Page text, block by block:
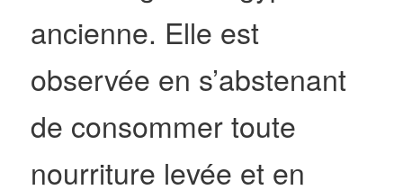
ancienne. Elle est
observée en s’abstenant
de consommer toute
nourriture levée et en